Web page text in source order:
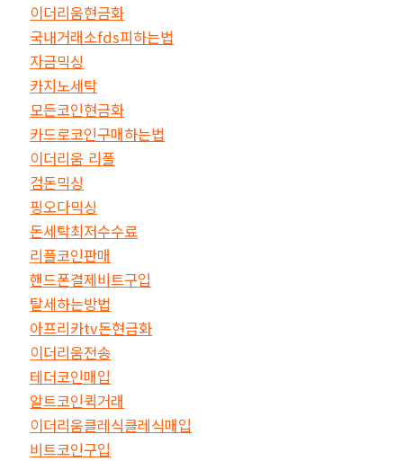
이더리움현금화
국내거래소fds피하는법
자금믹싱
카지노세탁
모든코인현금화
카드로코인구매하는법
이더리움 리플
검돈믹싱
핑오다믹싱
돈세탁최저수수료
리플코인판매
핸드폰결제비트구입
탈세하는방법
아프리카tv돈현금화
이더리움전송
테더코인매입
알트코인퀵거래
이더리움클레식클레식매입
비트코인구입